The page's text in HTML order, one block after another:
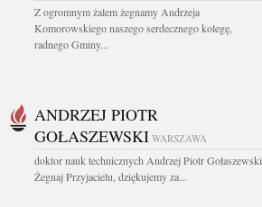
Z ogromnym żalem żegnamy Andrzeja
Komorowskiego naszego serdecznego kolegę,
radnego Gminy...
ANDRZEJ PIOTR
GOŁASZEWSKI WARSZAWA
doktor nauk technicznych Andrzej Piotr Gołaszewski
Żegnaj Przyjacielu, dziękujemy za...